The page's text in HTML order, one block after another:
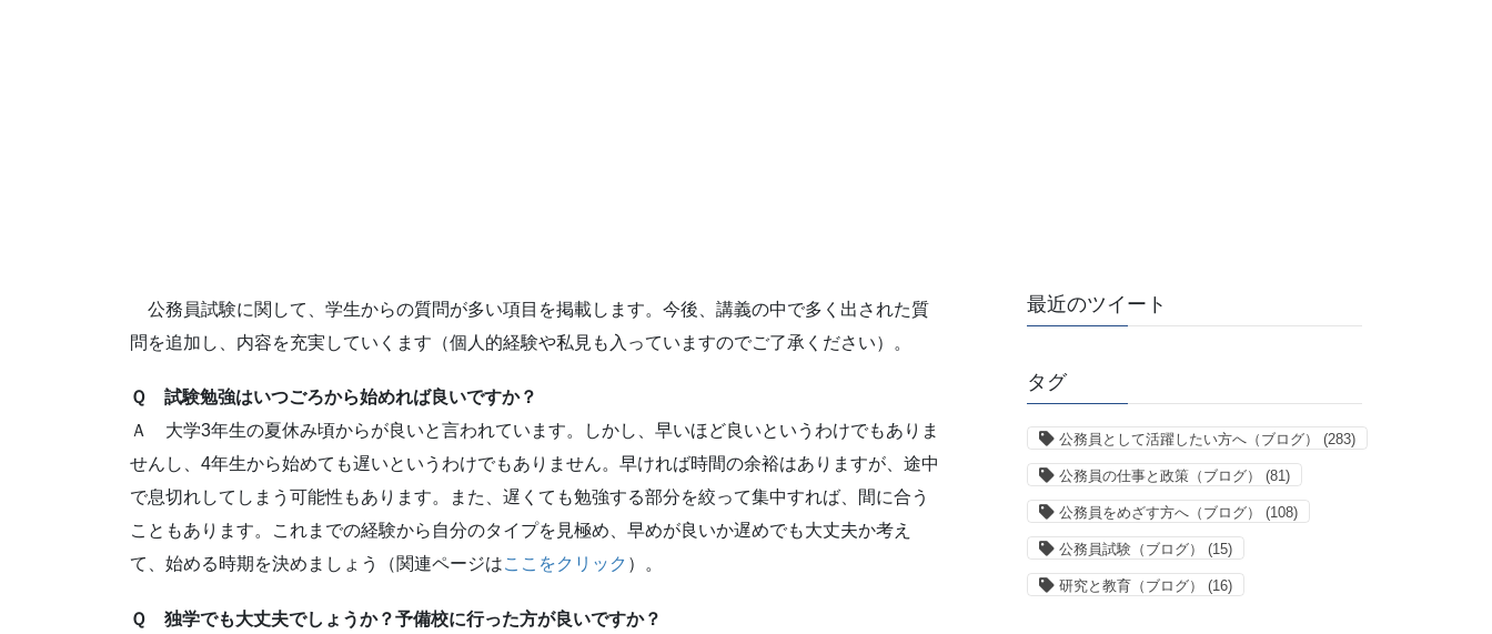
公務員試験に関して、学生からの質問が多い項目を掲載します。今後、講義の中で多く出された質
問を追加し、内容を充実していくます（個人的経験や私見も入っていますのでご了承ください）。
Ｑ 試験勉強はいつごろから始めれば良いですか？
Ａ 大学3年生の夏休み頃からが良いと言われています。しかし、早いほど良いというわけでもありま
せんし、4年生から始めても遅いというわけでもありません。早ければ時間の余裕はありますが、途中
で息切れしてしまう可能性もあります。また、遅くても勉強する部分を絞って集中すれば、間に合う
こともあります。これまでの経験から自分のタイプを見極め、早めが良いか遅めでも大丈夫か考え
て、始める時期を決めましょう（関連ページはここをクリック ）。
Ｑ 独学でも大丈夫でしょうか？予備校に行った方が良いですか？
最近のツイート
タグ
公務員として活躍したい方へ（ブログ） (283)
公務員の仕事と政策（ブログ） (81)
公務員をめざす方へ（ブログ） (108)
公務員試験（ブログ） (15)
研究と教育（ブログ） (16)